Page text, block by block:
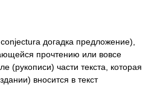
догадка предложение),
прочтению или вовсе
(рукописи) части текста, которая
вносится в текст